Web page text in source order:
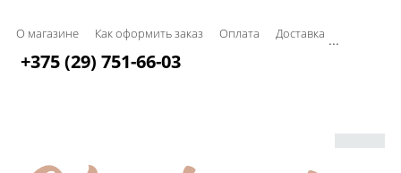
О магазине Как оформить заказ Оплата Доставка ...
+375 (29) 751-66-03